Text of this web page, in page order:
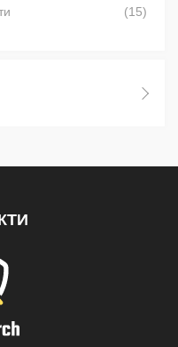
(15)